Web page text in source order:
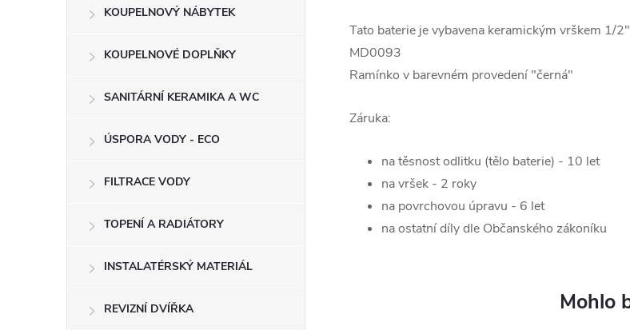
KOUPELNOVÝ NÁBYTEK
KOUPELNOVÉ DOPLŇKY
SANITÁRNÍ KERAMIKA A WC
ÚSPORA VODY - ECO
FILTRACE VODY
TOPENÍ A RADIÁTORY
INSTALATÉRSKÝ MATERIÁL
REVIZNÍ DVÍŘKA
Tato baterie je vybavena keramickým vrškem 1/2"
MD0093
Ramínko v barevném provedení "černá"
Záruka:
na těsnost odlitku (tělo baterie) - 10 let
na vršek - 2 roky
na povrchovou úpravu - 6 let
na ostatní díly dle Občanského zákoníku